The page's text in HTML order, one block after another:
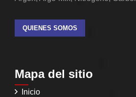
QUIENES SOMOS
Mapa del sitio
Inicio